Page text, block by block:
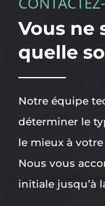
Vous ne
quelle
Notre équipe
déterminer le
le mieux à
Nous vous
initiale jusqu’à